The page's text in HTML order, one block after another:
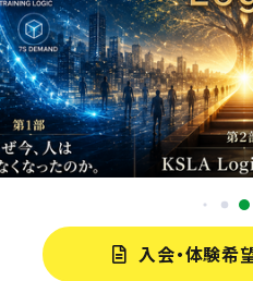
入会・体験希